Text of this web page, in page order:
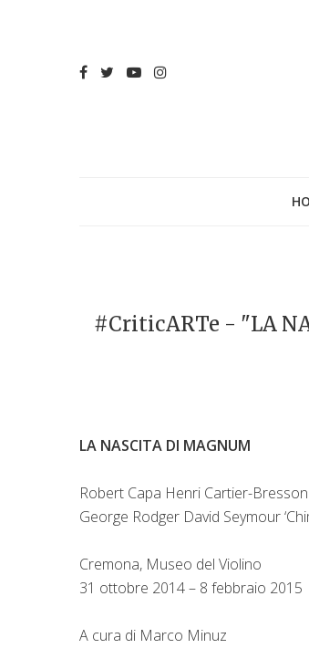
#CriticARTe - "LA
LA NASCITA DI MAGNUM
Robert Capa Henri Cartier-Bresson
George Rodger David Seymour
Cremona, Museo del Violino
31 ottobre 2014 – 8 febbraio 2015
A cura di Marco Minuz